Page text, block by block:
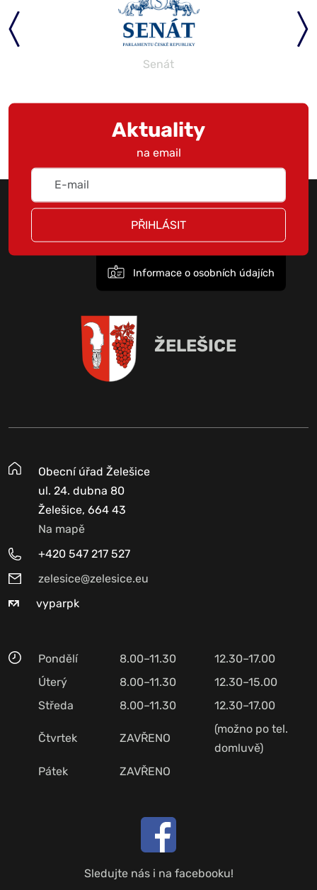
Senát
Aktuality
na email
PŘIHLÁSIT
Informace o osobních údajích
ŽELEŠICE
Obecní úřad Želešice
ul. 24. dubna 80
Želešice, 664 43
Na mapě
+420 547 217 527
zelesice@zelesice.eu
vyparpk
Pondělí 8.00–11.30
12.30–17.00
Úterý
8.00–11.30
12.30–15.00
Středa
8.00–11.30 12.30–17.00
Čtvrtek ZAVŘENO
(možno po tel.
domluvě)
Pátek
ZAVŘENO
Sledujte nás i na facebooku!